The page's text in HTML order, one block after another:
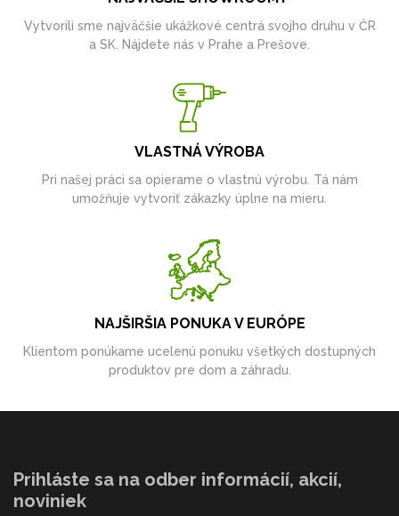
Vytvorili sme najväčšie ukážkové centrá svojho druhu v ČR
a SK. Nájdete nás v Prahe a Prešove.
VLASTNÁ VÝROBA
Pri našej práci sa opierame o vlastnú výrobu. Tá nám
umožňuje vytvoriť zákazky úplne na mieru.
NAJŠIRŠIA PONUKA V EURÓPE
Klientom ponúkame ucelenú ponuku všetkých dostupných
produktov pre dom a záhradu.
Prihláste sa na odber informácií, akcií,
noviniek